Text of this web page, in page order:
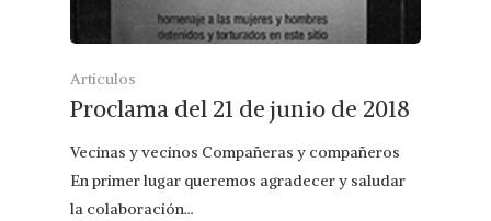
Articulos
Proclama del 21 de junio de 2018
Vecinas y vecinos Compañeras y compañeros
En primer lugar queremos agradecer y saludar
la colaboración…